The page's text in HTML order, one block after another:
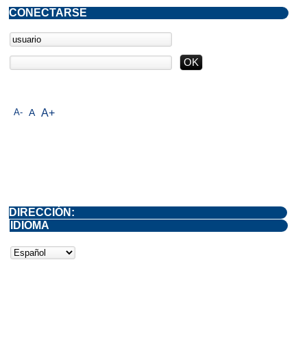
A- A A+
CONECTARSE
DIRECCIÓN:
IDIOMA